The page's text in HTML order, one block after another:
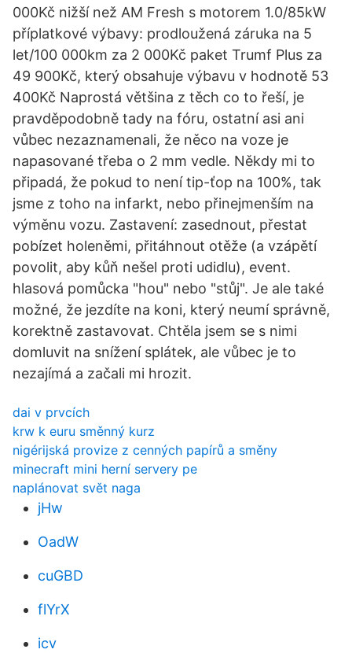
000Kč nižší než AM Fresh s motorem 1.0/85kW
příplatkové výbavy: prodloužená záruka na 5
let/100 000km za 2 000Kč paket Trumf Plus za
49 900Kč, který obsahuje výbavu v hodnotě 53
400Kč Naprostá většina z těch co to řeší, je
pravděpodobně tady na fóru, ostatní asi ani
vůbec nezaznamenali, že něco na voze je
napasované třeba o 2 mm vedle. Někdy mi to
připadá, že pokud to není tip-ťop na 100%, tak
jsme z toho na infarkt, nebo přinejmenším na
výměnu vozu. Zastavení: zasednout, přestat
pobízet holeněmi, přitáhnout otěže (a vzápětí
povolit, aby kůň nešel proti udidlu), event.
hlasová pomůcka "hou" nebo "stůj". Je ale také
možné, že jezdíte na koni, který neumí správně,
korektně zastavovat. Chtěla jsem se s nimi
domluvit na snížení splátek, ale vůbec je to
nezajímá a začali mi hrozit.
dai v prvcích
krw k euru směnný kurz
nigérijská provize z cenných papírů a směny
minecraft mini herní servery pe
naplánovat svět naga
jHw
OadW
cuGBD
flYrX
icv